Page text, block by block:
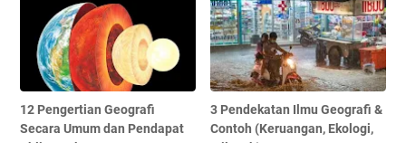
12 Pengertian Geografi
Secara Umum dan Pendapat
3 Pendekatan Ilmu Geografi &
Contoh (Keruangan, Ekologi,